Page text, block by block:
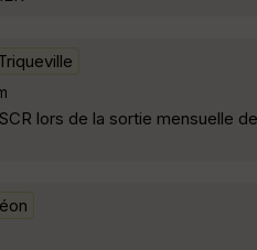
lors de la sortie mensuelle